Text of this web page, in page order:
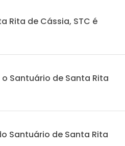
Rita de Cássia, STC é
Santuário de Santa Rita
Santuário de Santa Rita